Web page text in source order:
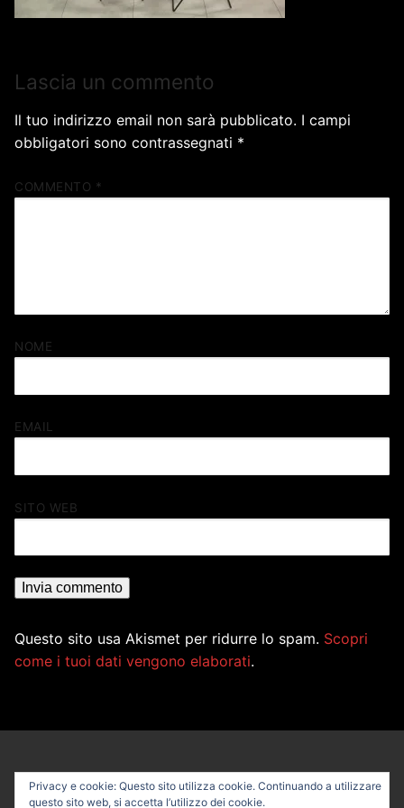
Lascia un commento
Il tuo indirizzo email non sarà pubblicato. I campi
obbligatori sono contrassegnati *
COMMENTO *
NOME
EMAIL
SITO WEB
Questo sito usa Akismet per ridurre lo spam. Scopri
come i tuoi dati vengono elaborati.
Privacy e cookie: Questo sito utilizza cookie. Continuando a utilizzare
questo sito web, si accetta l’utilizzo dei cookie.